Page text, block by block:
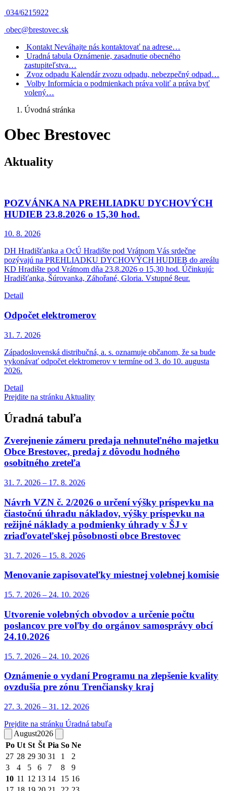
034/6215922
obec@brestovec.sk
Kontakt Neváhajte nás kontaktovať na adrese…
Uradná tabula Oznámenie, zasadnutie obecného
zastupiteľstva…
Zvoz odpadu Kalendár zvozu odpadu, nebezpečný odpad…
Volby Informácia o podmienkach práva voliť a práva byť
volený…
Úvodná stránka
Obec Brestovec
Aktuality
POZVÁNKA NA PREHLIADKU DYCHOVÝCH
HUDIEB 23.8.2026 o 15,30 hod.
10. 8. 2026
DH Hradišťanka a OcÚ Hradište pod Vrátnom Vás srdečne
pozývajú na PREHLIADKU DYCHOVÝCH HUDIEB do areálu
KD Hradište pod Vrátnom dňa 23.8.2026 o 15,30 hod. Účinkujú:
Hradišťanka, Šúrovanka, Záhořané, Gloria. Vstupné 8eur.
Detail
Odpočet elektromerov
31. 7. 2026
Západoslovenská distribučná, a. s. oznamuje občanom, že sa bude
vykonávať odpočet elektromerov v termíne od 3. do 10. augusta
2026.
Detail
Prejdite na stránku Aktuality
Úradná tabuľa
Zverejnenie zámeru predaja nehnuteľného majetku
Obce Brestovec, predaj z dôvodu hodného
osobitného zreteľa
31. 7. 2026 – 17. 8. 2026
Návrh VZN č. 2/2026 o určení výšky príspevku na
čiastočnú úhradu nákladov, výšky príspevku na
režijné náklady a podmienky úhrady v ŠJ v
zriaďovateľskej pôsobnosti obce Brestovec
31. 7. 2026 – 15. 8. 2026
Menovanie zapisovateľky miestnej volebnej komisie
15. 7. 2026 – 24. 10. 2026
Utvorenie volebných obvodov a určenie počtu
poslancov pre voľby do orgánov samosprávy obcí
24.10.2026
15. 7. 2026 – 24. 10. 2026
Oznámenie o vydaní Programu na zlepšenie kvality
ovzdušia pre zónu Trenčiansky kraj
27. 3. 2026 – 31. 12. 2026
Prejdite na stránku Úradná tabuľa
August2026
Po Ut St Št Pia So Ne
27 28 29 30 31 1
2
3
4 5 6 7 8
9
10 11 12 13 14 15 16